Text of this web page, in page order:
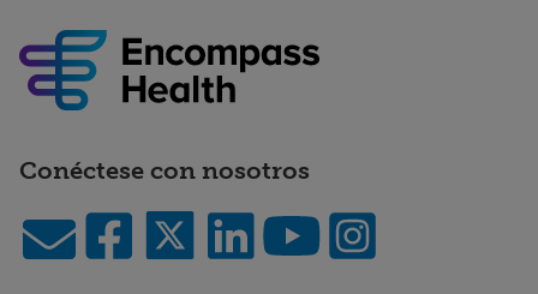
Conéctese con nosotros